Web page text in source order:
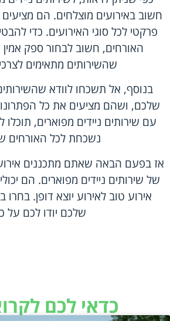
חשוב באירועים מוצלחים. הם מציעים
פרקטי לכל סוגי האירועים. כדי
האורחים, חשוב לבחור ספק אמין
שהשירותים מתאימים
בנוסף, אל תשכחו לוודא
שלכם, ושהם מציעים את כל
עם שירותים ניידים מפוארים, תוכלו
נשכחת לכל האורחים
אז בפעם הבאה שאתם מתכננים
של שירותים ניידים מפוארים. הם
אירוע טוב לאירוע יוצא דופן. בחרו
שלכם יודו לכם על
כדאי לכם